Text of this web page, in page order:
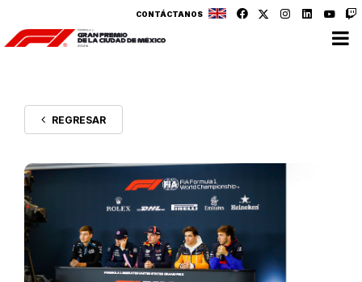
CONTÁCTANOS
REGRESAR